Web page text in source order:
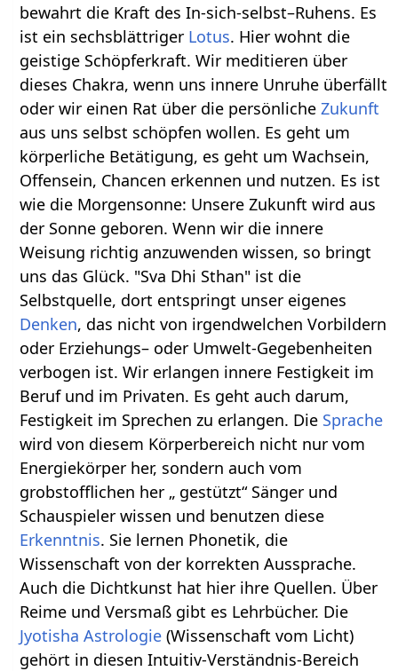
bewahrt die Kraft des In-sich-selbst–Ruhens. Es
ist ein sechsblättriger Lotus. Hier wohnt die
geistige Schöpferkraft. Wir meditieren über
dieses Chakra, wenn uns innere Unruhe überfällt
oder wir einen Rat über die persönlicheZukunft
aus uns selbst schöpfen wollen. Es geht um
körperliche Betätigung, es geht um Wachsein,
Offensein, Chancen erkennen und nutzen. Es ist
wie die Morgensonne: Unsere Zukunft wird aus
der Sonne geboren. Wenn wir die innere
Weisung richtig anzuwenden wissen, so bringt
uns das Glück. "Sva Dhi Sthan" ist die
Selbstquelle, dort entspringt unser eigenes
Denken, das nicht von irgendwelchen Vorbildern
oder Erziehungs– oder Umwelt-Gegebenheiten
verbogen ist. Wir erlangen innere Festigkeit im
Beruf und im Privaten. Es geht auch darum,
Festigkeit im Sprechen zu erlangen. Die Sprache
wird von diesem Körperbereich nicht nur vom
Energiekörper her, sondern auch vom
grobstofflichen her „ gestützt“ Sänger und
Schauspieler wissen und benutzen diese
Erkenntnis. Sie lernen Phonetik, die
Wissenschaft von der korrekten Aussprache.
Auch die Dichtkunst hat hier ihre Quellen. Über
Reime und Versmaß gibt es Lehrbücher. Die
Jyotisha Astrologie (Wissenschaft vom Licht)
gehört in diesen Intuitiv-Verständnis-Bereich